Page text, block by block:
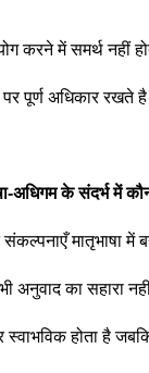
करने में समर्थ नहीं
पूर्ण अधिकार रखते है
अधिगम के संदर्भ में
संकल्पनाएँ मातृभाषा में
अनुवाद का सहारा
होता है